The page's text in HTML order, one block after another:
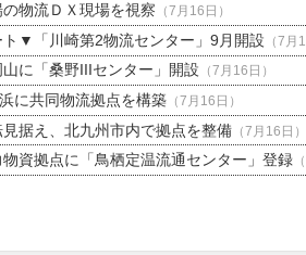
物流ＤＸ現場を視察 （7月16日）
▼「川崎第2物流センター」9月開設 （7月
に「桑野IIIセンター」開設 （7月16日）
に共同物流拠点を構築（7月16日）
据え、北九州市内で拠点を整備（7月16日）
資拠点に「鳥栖定温流通センター」登録